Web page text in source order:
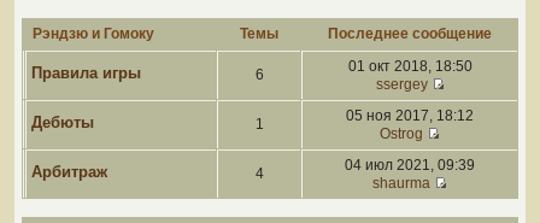
Рэндзю и Гомоку Темы Последнее сообщение
Правила игры 6
01 окт 2018, 18:50
ssergey
Дебюты 1
05 ноя 2017, 18:12
Ostrog
Арбитраж 4
04 июл 2021, 09:39
shaurma